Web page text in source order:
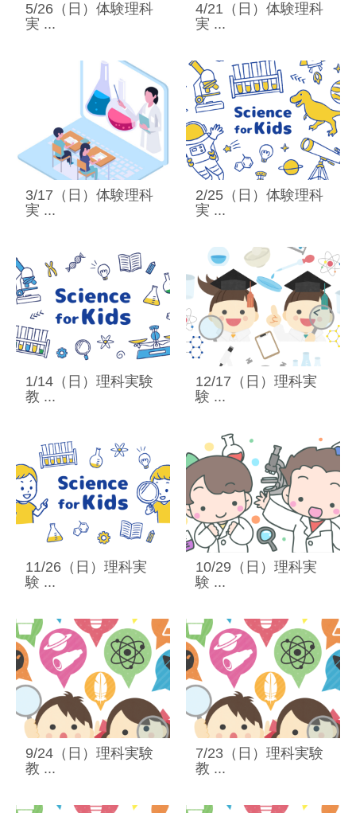
5/26（日）体験理科
実 ...
4/21（日）体験理科
実 ...
3/17（日）体験理科
実 ...
2/25（日）体験理科
実 ...
1/14（日）理科実験
教 ...
12/17（日）理科実
験 ...
11/26（日）理科実
験 ...
10/29（日）理科実
験 ...
9/24（日）理科実験
教 ...
7/23（日）理科実験
教 ...